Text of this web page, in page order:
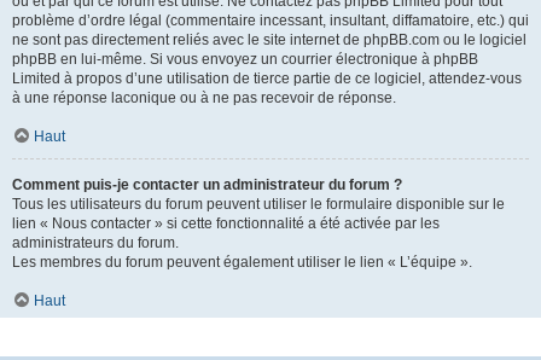
problème d’ordre légal (commentaire incessant, insultant, diffamatoire, etc.) qui
ne sont pas directement reliés avec le site internet de phpBB.com ou le logiciel
phpBB en lui-même. Si vous envoyez un courrier électronique à phpBB
Limited à propos d’une utilisation de tierce partie de ce logiciel, attendez-vous
à une réponse laconique ou à ne pas recevoir de réponse.
Haut
Comment puis-je contacter un administrateur du forum ?
Tous les utilisateurs du forum peuvent utiliser le formulaire disponible sur le
lien « Nous contacter » si cette fonctionnalité a été activée par les
administrateurs du forum.
Les membres du forum peuvent également utiliser le lien « L’équipe ».
Haut